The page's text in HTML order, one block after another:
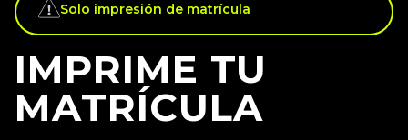
Solo impresión de matrícula
IMPRIME TU
MATRÍCULA